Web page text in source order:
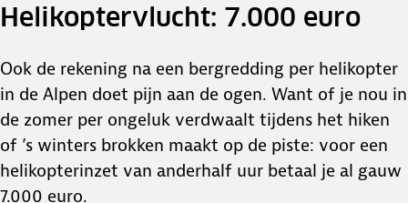
Helikoptervlucht: 7.000 euro
Ook de rekening na een bergredding per helikopter
in de Alpen doet pijn aan de ogen. Want of je nou in
de zomer per ongeluk verdwaalt tijdens het hiken
of ’s winters brokken maakt op de piste: voor een
helikopterinzet van anderhalf uur betaal je al gauw
7.000 euro.